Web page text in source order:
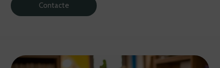
Contacte